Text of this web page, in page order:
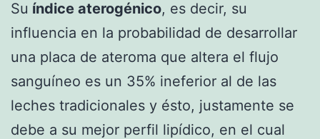
Su índice aterogénico, es decir, su
influencia en la probabilidad de desarrollar
una placa de ateroma que altera el flujo
sanguíneo es un 35% ineferior al de las
leches tradicionales y ésto, justamente se
debe a su mejor perfil lipídico, en el cual